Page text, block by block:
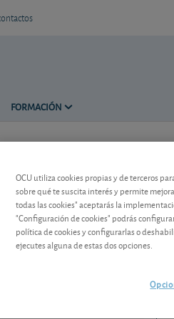
FORMACIÓN
Al
OCU utiliza cookies propias y de terceros
sobre qué te suscita interés y permite
todas las cookies" aceptarás la
"Configuración de cookies" podrás
política de cookies y configurarlas o
ejecutes alguna de estas dos opciones.